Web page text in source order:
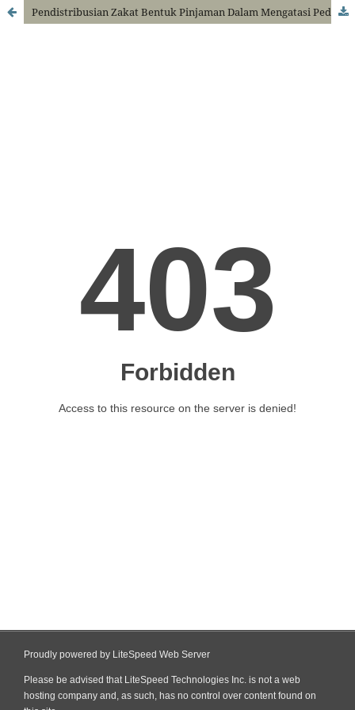
Pendistribusian Zakat Bentuk Pinjaman Dalam Mengatasi Pedagang Usaha Mikro Dari Pinjaman Ribawi Di BAZNAS Kabupaten Merangin